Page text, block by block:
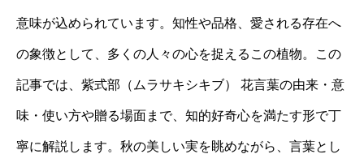
意味が込められています。知性や品格、愛される存在へ
の象徴として、多くの人々の心を捉えるこの植物。この
記事では、紫式部（ムラサキシキブ） 花言葉の由来・意
味・使い方や贈る場面まで、知的好奇心を満たす形で丁
寧に解説します。秋の美しい実を眺めながら、言葉とし